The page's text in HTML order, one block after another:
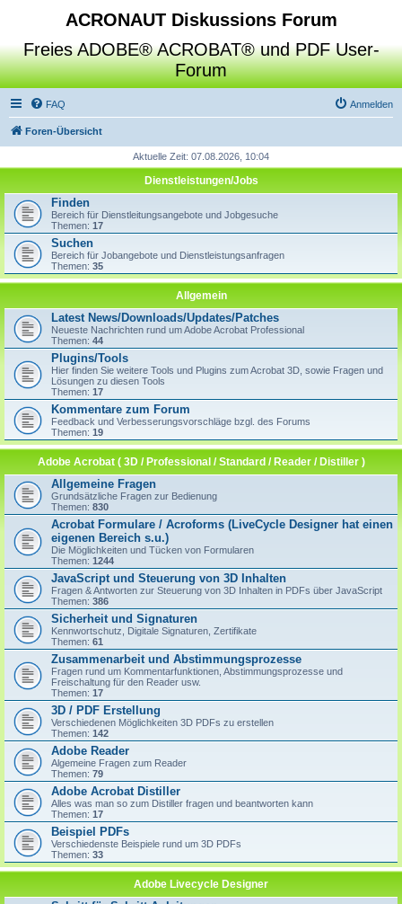
ACRONAUT Diskussions Forum
Freies ADOBE® ACROBAT® und PDF User-
Forum
FAQ Anmelden
Foren-Übersicht
Aktuelle Zeit: 07.08.2026, 10:04
Dienstleistungen/Jobs
Finden
Bereich für Dienstleitungsangebote und Jobgesuche
Themen: 17
Suchen
Bereich für Jobangebote und Dienstleistungsanfragen
Themen: 35
Allgemein
Latest News/Downloads/Updates/Patches
Neueste Nachrichten rund um Adobe Acrobat Professional
Themen: 44
Plugins/Tools
Hier finden Sie weitere Tools und Plugins zum Acrobat 3D, sowie Fragen und
Lösungen zu diesen Tools
Themen: 17
Kommentare zum Forum
Feedback und Verbesserungsvorschläge bzgl. des Forums
Themen: 19
Adobe Acrobat ( 3D / Professional / Standard / Reader / Distiller )
Allgemeine Fragen
Grundsätzliche Fragen zur Bedienung
Themen: 830
Acrobat Formulare / Acroforms (LiveCycle Designer hat einen
eigenen Bereich s.u.)
Die Möglichkeiten und Tücken von Formularen
Themen: 1244
JavaScript und Steuerung von 3D Inhalten
Fragen & Antworten zur Steuerung von 3D Inhalten in PDFs über JavaScript
Themen: 386
Sicherheit und Signaturen
Kennwortschutz, Digitale Signaturen, Zertifikate
Themen: 61
Zusammenarbeit und Abstimmungsprozesse
Fragen rund um Kommentarfunktionen, Abstimmungsprozesse und
Freischaltung für den Reader usw.
Themen: 17
3D / PDF Erstellung
Verschiedenen Möglichkeiten 3D PDFs zu erstellen
Themen: 142
Adobe Reader
Algemeine Fragen zum Reader
Themen: 79
Adobe Acrobat Distiller
Alles was man so zum Distiller fragen und beantworten kann
Themen: 17
Beispiel PDFs
Verschiedenste Beispiele rund um 3D PDFs
Themen: 33
Adobe Livecycle Designer